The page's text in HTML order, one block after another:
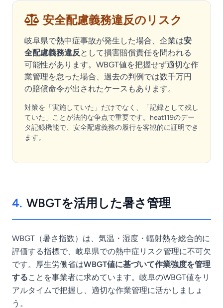
安全配慮義務違反のリスク
岐阜県で熱中症事故が発生した場合、企業は安
全配慮義務違反として損害賠償責任を問われる
可能性があります。WBGT値を把握せず適切な作
業管理を怠った場合、過去の判例では数千万円
の賠償命令が出されたケースもあります。
対策を「実施していた」だけでなく、「記録として残し
ていた」ことが法的な争点で重要です。heat119のデー
タ記録機能で、安全配慮義務の履行を客観的に証明でき
ます。
4. WBGTを活用した暑さ管理
WBGT（暑さ指数）は、気温・湿度・輻射熱を総合的に
評価する指標で、岐阜県での熱中症リスク管理に不可欠
です。厚生労働省はWBGT値に基づいて作業強度を管理
することを事業者に求めています。岐阜のWBGT値をリ
アルタイムで把握し、適切な作業管理に活かしましょ
う。